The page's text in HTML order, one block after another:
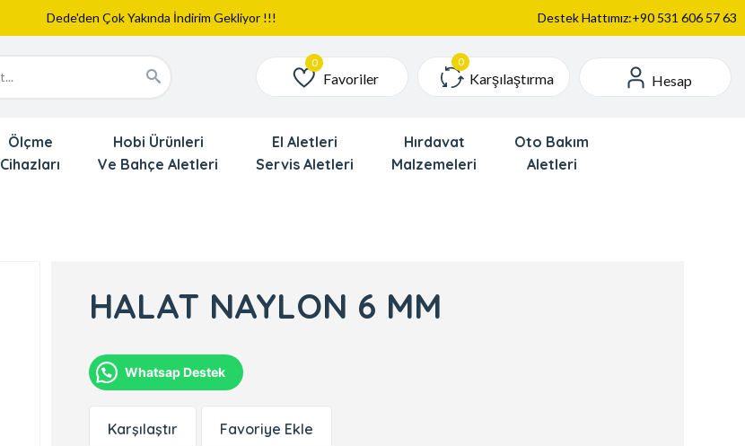
Web Sitemiz Yayında
Yeni Eklenen Ürünlerimizi İnceledinizmi ?
Destek Hattımız:+90 531 606 57 63
Favoriler
Favoriler Karşılaştırma Hesap
Ölçme
Cihazları
Hobi Ürünleri
Ve Bahçe Aletleri
El Aletleri
Servis Aletleri
Hırdavat
Malzemeleri
Oto Bakım
Aletleri
HALAT NAYLON 6 MM
Whatsap Destek
Karşılaştır Favoriye Ekle